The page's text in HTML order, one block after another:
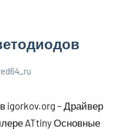
igorkov.org – Драйвер
ATtiny Основные